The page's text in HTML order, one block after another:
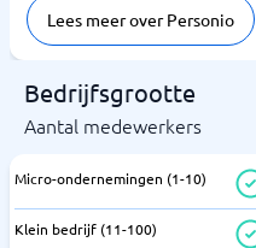
Lees meer over Personio
Bedrijfsgrootte
Aantal medewerkers
Micro-ondernemingen (1-10)
Klein bedrijf (11-100)